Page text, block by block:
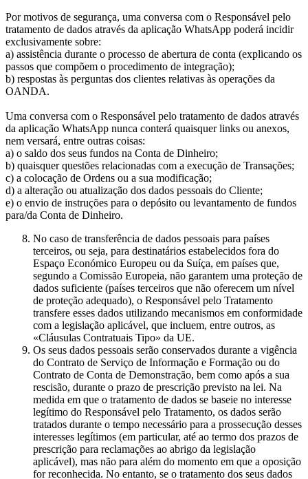
Por motivos de segurança, uma conversa com o Responsável pelo
tratamento de dados através da aplicação WhatsApp poderá incidir
exclusivamente sobre:
a) assistência durante o processo de abertura de conta (explicando os
passos que compõem o procedimento de integração);
b) respostas às perguntas dos clientes relativas às operações da
OANDA.
Uma conversa com o Responsável pelo tratamento de dados através
da aplicação WhatsApp nunca conterá quaisquer links ou anexos,
nem versará, entre outras coisas:
a) o saldo dos seus fundos na Conta de Dinheiro;
b) quaisquer questões relacionadas com a execução de Transações;
c) a colocação de Ordens ou a sua modificação;
d) a alteração ou atualização dos dados pessoais do Cliente;
e) o envio de instruções para o depósito ou levantamento de fundos
para/da Conta de Dinheiro.
No caso de transferência de dados pessoais para países
terceiros, ou seja, para destinatários estabelecidos fora do
Espaço Económico Europeu ou da Suíça, em países que,
segundo a Comissão Europeia, não garantem uma proteção de
dados suficiente (países terceiros que não oferecem um nível
de proteção adequado), o Responsável pelo Tratamento
transfere esses dados utilizando mecanismos em conformidade
com a legislação aplicável, que incluem, entre outros, as
«Cláusulas Contratuais Tipo» da UE.
Os seus dados pessoais serão conservados durante a vigência
do Contrato de Serviço de Informação e Formação ou do
Contrato de Conta de Demonstração, bem como após a sua
rescisão, durante o prazo de prescrição previsto na lei. Na
medida em que o tratamento de dados se baseie no interesse
legítimo do Responsável pelo Tratamento, os dados serão
tratados durante o tempo necessário para a prossecução desses
interesses legítimos (em particular, até ao termo dos prazos de
prescrição para reclamações ao abrigo da legislação
aplicável), mas não para além do momento em que a oposição
for reconhecida. No entanto, se o tratamento dos seus dados